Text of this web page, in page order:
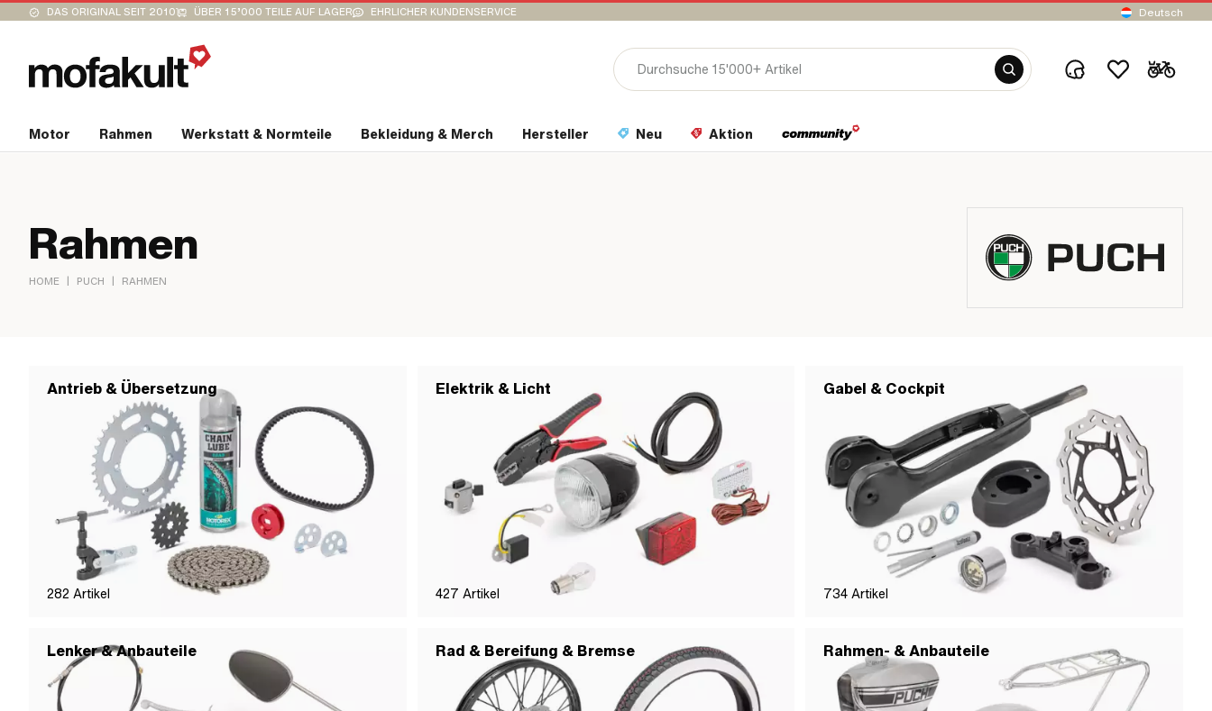
DAS ORIGINAL SEIT 2010 ÜBER 15’000 TEILE AUF LAGER EHRLICHER KUNDENSERVICE Deutsch
Motor Rahmen Werkstatt & Normteile Bekleidung & Merch Hersteller Neu Aktion
Rahmen
HOME | PUCH | RAHMEN
Antrieb & Übersetzung
282 Artikel
Elektrik & Licht
427 Artikel
Gabel & Cockpit
734 Artikel
Lenker & Anbauteile Rad & Bereifung & Bremse Rahmen- & Anbauteile